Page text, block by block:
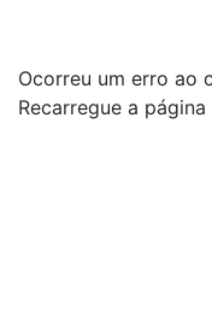
Ocorreu um erro ao
Recarregue a